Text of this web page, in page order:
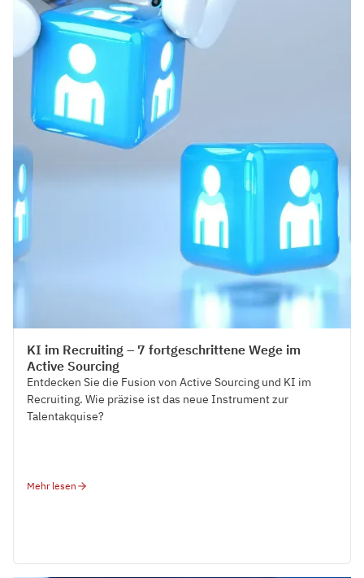
KI im Recruiting – 7 fortgeschrittene Wege im
Active Sourcing
Entdecken Sie die Fusion von Active Sourcing und KI im
Recruiting. Wie präzise ist das neue Instrument zur
Talentakquise?
Mehr lesen